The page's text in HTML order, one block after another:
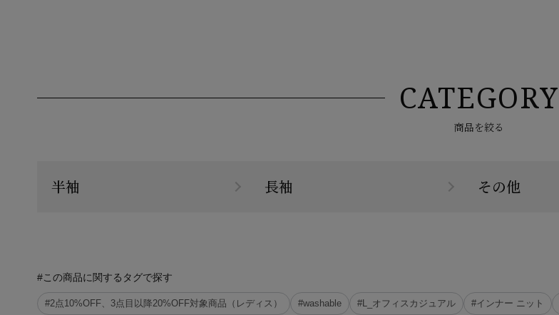
CATEGORY
商品を絞る
半袖 長袖 その他
#この商品に関するタグで探す
#2点10%OFF、3点目以降20%OFF対象商品（レディス） #washable #L_オフィスカジュアル #インナー ニット